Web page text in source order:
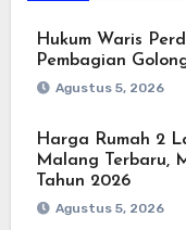
Hukum Waris
Pembagian
Agustus 5, 2026
Harga Rumah 2
Malang Terbaru,
Tahun 2026
Agustus 5, 2026